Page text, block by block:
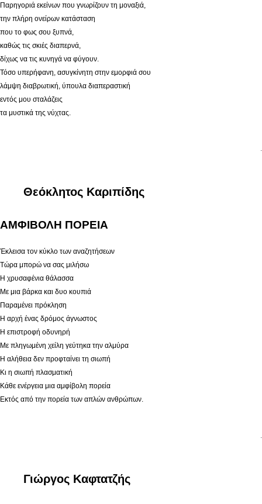
Παρηγοριά εκείνων που γνωρίζουν τη μοναξιά,
την πλήρη ονείρων κατάσταση
που το φως σου ξυπνά,
καθώς τις σκιές διαπερνά,
δίχως να τις κυνηγά να φύγουν.
Τόσο υπερήφανη, ασυγκίνητη στην εμορφιά σου
λάμψη διαβρωτική, ύπουλα διαπεραστική
εντός μου σταλάζεις
τα μυστικά της νύχτας.
.
Θεόκλητος Καριπίδης
ΑΜΦΙΒΟΛΗ ΠΟΡΕΙΑ
Έκλεισα τον κύκλο των αναζητήσεων
Τώρα μπορώ να σας μιλήσω
Η χρυσαφένια θάλασσα
Με μια βάρκα και δυο κουπιά
Παραμένει πρόκληση
Η αρχή ένας δρόμος άγνωστος
Η επιστροφή οδυνηρή
Με πληγωμένη χείλη γεύτηκα την αλμύρα
Η αλήθεια δεν προφταίνει τη σιωπή
Κι η σιωπή πλασματική
Κάθε ενέργεια μια αμφίβολη πορεία
Εκτός από την πορεία των απλών ανθρώπων.
.
Γιώργος Καφτατζής